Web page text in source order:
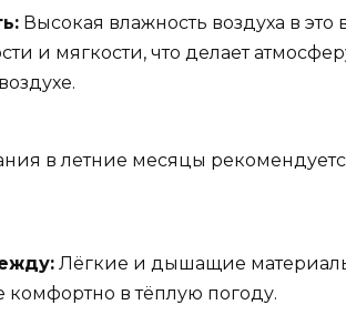
Высокая влажность воздуха в это
и мягкости, что делает
в летние месяцы
Лёгкие и дышащие
комфортно в тёплую погоду.